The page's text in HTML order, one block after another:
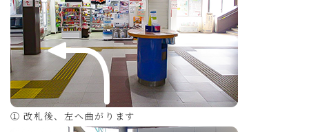
① 改札後、左へ曲がります